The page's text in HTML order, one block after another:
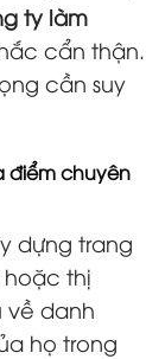
ty làm
cẩn thận.
cần suy
điểm chuyên
dựng trang
thị
về danh
họ trong